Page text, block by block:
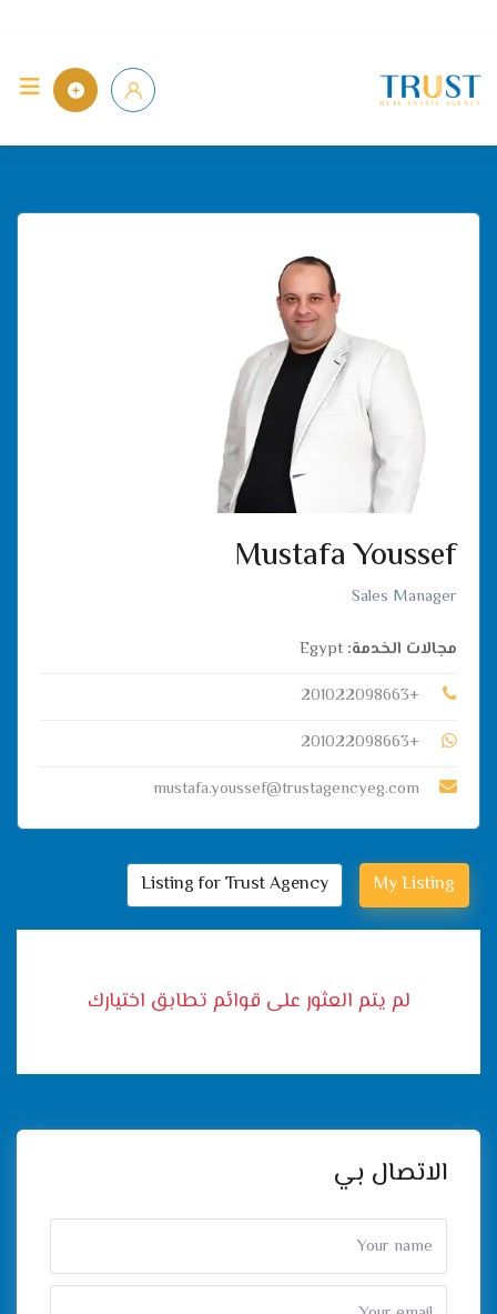
to
content
الرئيسية
Mustafa Youssef
Sales Manager
مجالات الخدمة:
+201022098663
+201022098663
mustafa.youssef@trustagencyeg.com
My Listing
Listing for Trust Agency
لم يتم العثور على قوائم تطابق اختيارك
الاتصال بي